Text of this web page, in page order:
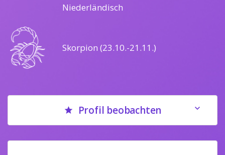
Niederländisch
Skorpion (23.10.-21.11.)
Profil beobachten